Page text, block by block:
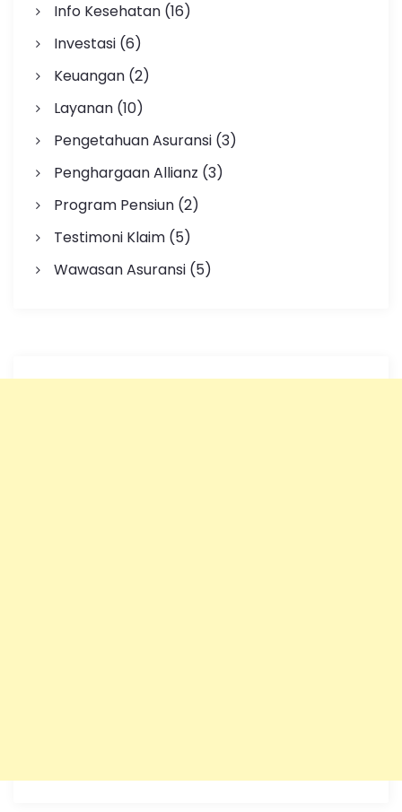
Info Kesehatan(16)
Investasi(6)
Keuangan(2)
Layanan(10)
Pengetahuan Asuransi(3)
Penghargaan Allianz (3)
Program Pensiun(2)
Testimoni Klaim(5)
Wawasan Asuransi(5)